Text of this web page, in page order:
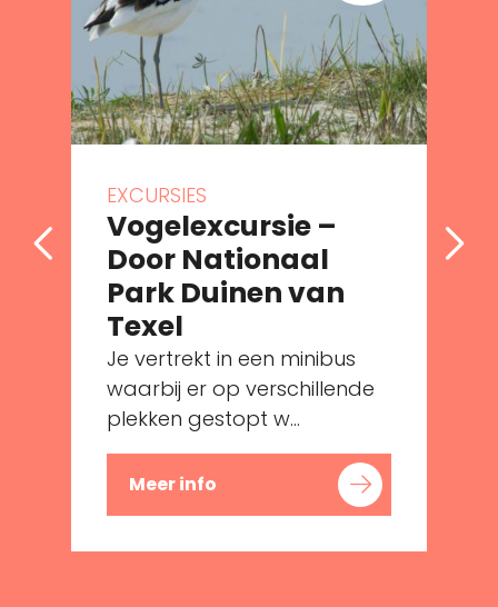
EXCURSIES
Vogelexcursie –
Door Nationaal
Park Duinen van
Texel
Je vertrekt in een minibus
waarbij er op verschillende
plekken gestopt w...
Meer info